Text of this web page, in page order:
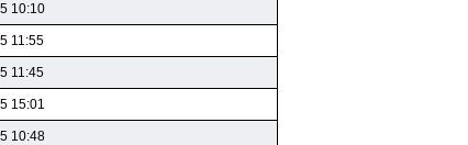
10:10
11:55
11:45
15:01
10:48